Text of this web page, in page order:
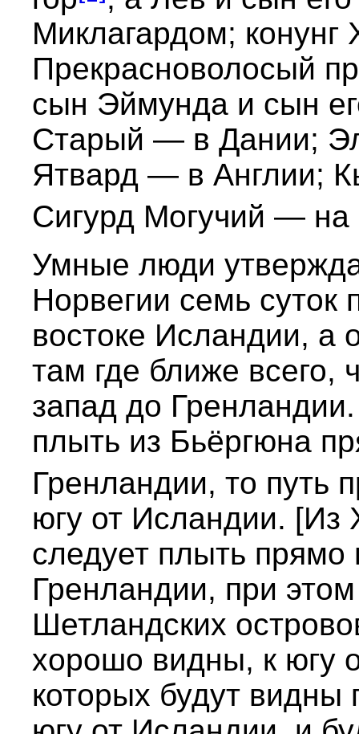
Миклагардом; конунг
Прекрасноволосый
сын Эймунда и сын
Старый — в Дании;
Ятвард — в Англии;
Сигурд Могучий — на
Умные люди
Норвегии семь суток
востоке Исландии,
там где ближе всего,
запад до
плыть из Бьёргюна
Гренландии, то путь
югу от Исландии. [Из
следует плыть прямо
Гренландии, при
Шетландских
хорошо видны, к югу
которых будут видны